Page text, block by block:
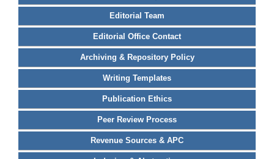
Editorial Team
Editorial Office Contact
Archiving & Repository Policy
Writing Templates
Publication Ethics
Peer Review Process
Revenue Sources & APC